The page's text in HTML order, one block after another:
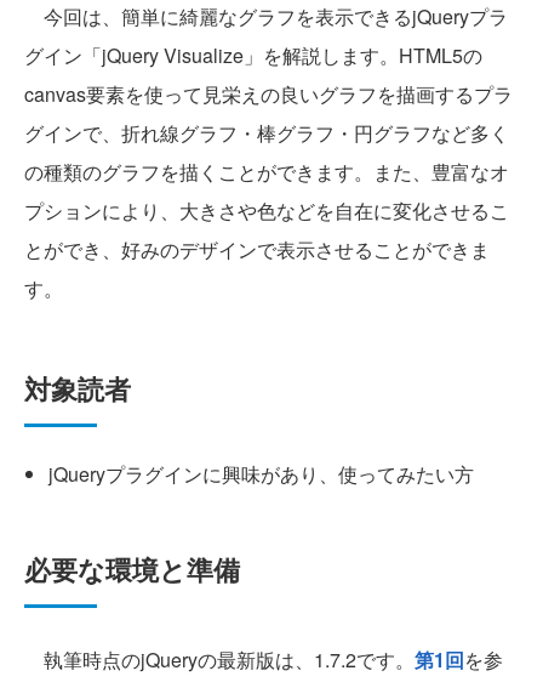
今回は、簡単に綺麗なグラフを表示できるjQueryプラ
グイン「jQuery Visualize」を解説します。HTML5の
canvas要素を使って見栄えの良いグラフを描画するプラ
グインで、折れ線グラフ・棒グラフ・円グラフなど多く
の種類のグラフを描くことができます。また、豊富なオ
プションにより、大きさや色などを自在に変化させるこ
とができ、好みのデザインで表示させることができま
す。
対象読者
jQueryプラグインに興味があり、使ってみたい方
必要な環境と準備
執筆時点のjQueryの最新版は、1.7.2です。 第1回を参